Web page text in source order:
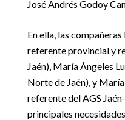
José Andrés Godoy
En ella, las
referente provincial y
Jaén), María Ángeles
Norte de Jaén), y
referente del AGS
principales